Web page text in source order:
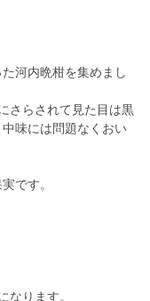
河内晩柑を集めまし
さらされて見た目は黒
味には問題なくおい
です。
なります。